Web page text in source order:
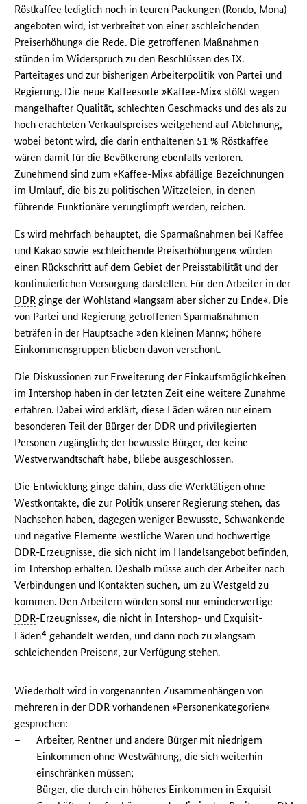
Röstkaffee lediglich noch in teuren Packungen (Rondo, Mona)
angeboten wird, ist verbreitet von einer »schleichenden
Preiserhöhung« die Rede. Die getroffenen Maßnahmen
stünden im Widerspruch zu den Beschlüssen des IX.
Parteitages und zur bisherigen Arbeiterpolitik von Partei und
Regierung. Die neue Kaffeesorte »Kaffee-Mix« stößt wegen
mangelhafter Qualität, schlechten Geschmacks und des als zu
hoch erachteten Verkaufspreises weitgehend auf Ablehnung,
wobei betont wird, die darin enthaltenen 51 % Röstkaffee
wären damit für die Bevölkerung ebenfalls verloren.
Zunehmend sind zum »Kaffee-Mix« abfällige Bezeichnungen
im Umlauf, die bis zu politischen Witzeleien, in denen
führende Funktionäre verunglimpft werden, reichen.
Es wird mehrfach behauptet, die Sparmaßnahmen bei Kaffee
und Kakao sowie »schleichende Preiserhöhungen« würden
einen Rückschritt auf dem Gebiet der Preisstabilität und der
kontinuierlichen Versorgung darstellen. Für den Arbeiter in der
DDR ginge der Wohlstand »langsam aber sicher zu Ende«. Die
von Partei und Regierung getroffenen Sparmaßnahmen
beträfen in der Hauptsache »den kleinen Mann«; höhere
Einkommensgruppen blieben davon verschont.
Die Diskussionen zur Erweiterung der Einkaufsmöglichkeiten
im Intershop haben in der letzten Zeit eine weitere Zunahme
erfahren. Dabei wird erklärt, diese Läden wären nur einem
besonderen Teil der Bürger der DDR und privilegierten
Personen zugänglich; der bewusste Bürger, der keine
Westverwandtschaft habe, bliebe ausgeschlossen.
Die Entwicklung ginge dahin, dass die Werktätigen ohne
Westkontakte, die zur Politik unserer Regierung stehen, das
Nachsehen haben, dagegen weniger Bewusste, Schwankende
und negative Elemente westliche Waren und hochwertige
DDR-Erzeugnisse, die sich nicht im Handelsangebot befinden,
im Intershop erhalten. Deshalb müsse auch der Arbeiter nach
Verbindungen und Kontakten suchen, um zu Westgeld zu
kommen. Den Arbeitern würden sonst nur »minderwertige
DDR-Erzeugnisse«, die nicht in Intershop- und Exquisit-
Läden4 gehandelt werden, und dann noch zu »langsam
schleichenden Preisen«, zur Verfügung stehen.
Wiederholt wird in vorgenannten Zusammenhängen von
mehreren in der DDR vorhandenen »Personenkategorien«
gesprochen:
–
Arbeiter, Rentner und andere Bürger mit niedrigem
Einkommen ohne Westwährung, die sich weiterhin
einschränken müssen;
–
Bürger, die durch ein höheres Einkommen in Exquisit-